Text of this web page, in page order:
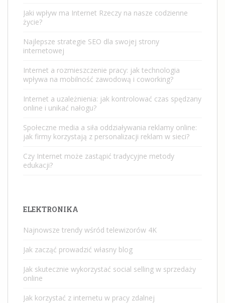
Jaki wpływ ma Internet Rzeczy na nasze codzienne
życie?
Najlepsze strategie SEO dla swojej strony
internetowej
Internet a rozmieszczenie pracy: jak technologia
wpływa na mobilność zawodową i coworking?
Internet a uzależnienia: jak kontrolować czas spędzany
online i unikać nałogu?
Społeczne media a siła oddziaływania reklamy online:
jak firmy korzystają z personalizacji reklam w sieci?
Czy Internet może zastąpić tradycyjne metody
edukacji?
ELEKTRONIKA
Najnowsze trendy wśród telewizorów 4K
Jak zacząć prowadzić własny blog
Jak skutecznie wykorzystać social selling w sprzedaży
online
Jak korzystać z internetu w pracy zdalnej